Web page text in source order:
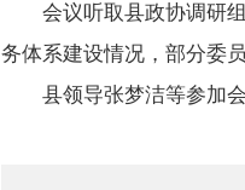
会议听取县政协调研
务体系建设情况，部分委
县领导张梦洁等参加会